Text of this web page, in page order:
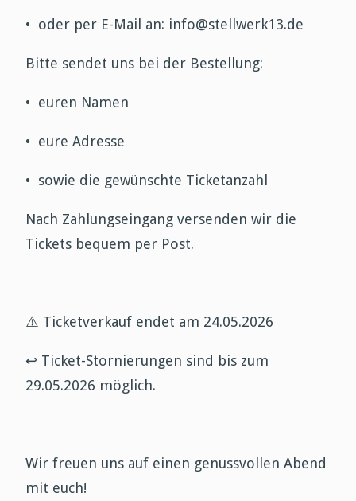
• oder per E-Mail an: info@stellwerk13.de
Bitte sendet uns bei der Bestellung:
• euren Namen
• eure Adresse
• sowie die gewünschte Ticketanzahl
Nach Zahlungseingang versenden wir die
Tickets bequem per Post.
⚠️ Ticketverkauf endet am 24.05.2026
↩️ Ticket-Stornierungen sind bis zum
29.05.2026 möglich.
Wir freuen uns auf einen genussvollen Abend
mit euch!